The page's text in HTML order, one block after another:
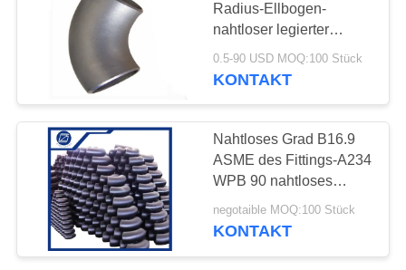
Radius-Ellbogen-
nahtloser legierter
Stahl-/Kohlenstoffstahl-
Kolben-Schweißungs-
0.5-90 USD MOQ:100 Stück
KONTAKT
Nahtloses Grad B16.9
ASME des Fittings-A234
WPB 90 nahtloses
Buttweld
negotaible MOQ:100 Stück
KONTAKT